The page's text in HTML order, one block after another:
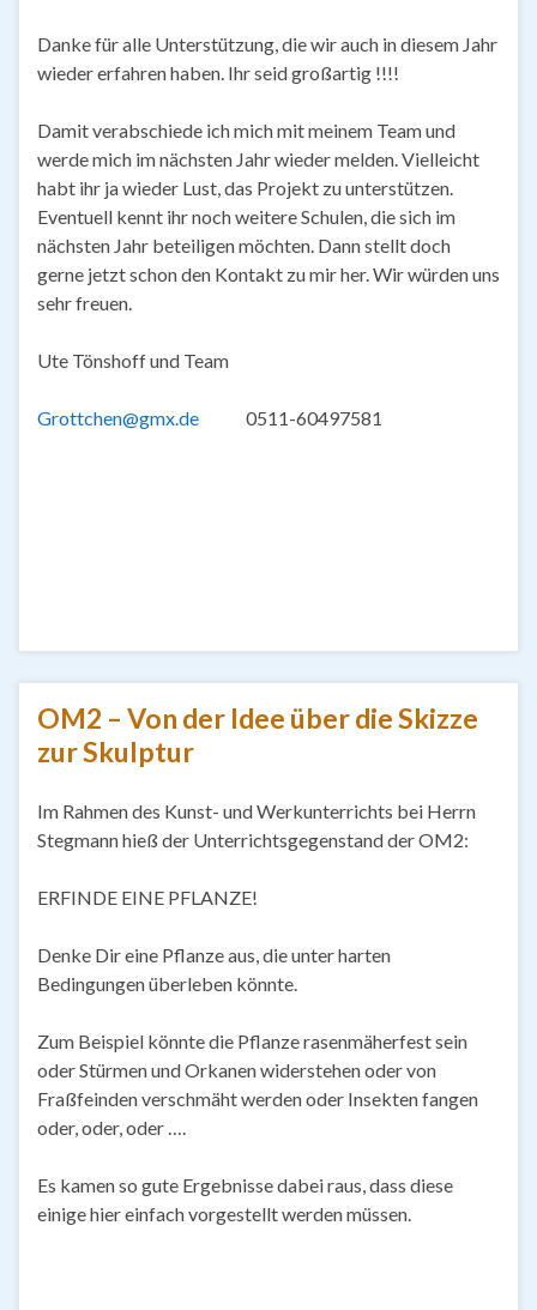
Danke für alle Unterstützung, die wir auch in diesem Jahr
wieder erfahren haben. Ihr seid großartig !!!!
Damit verabschiede ich mich mit meinem Team und
werde mich im nächsten Jahr wieder melden. Vielleicht
habt ihr ja wieder Lust, das Projekt zu unterstützen.
Eventuell kennt ihr noch weitere Schulen, die sich im
nächsten Jahr beteiligen möchten. Dann stellt doch
gerne jetzt schon den Kontakt zu mir her. Wir würden uns
sehr freuen.
Ute Tönshoff und Team
Grottchen@gmx.de 0511-60497581
OM2 – Von der Idee über die Skizze
zur Skulptur
Im Rahmen des Kunst- und Werkunterrichts bei Herrn
Stegmann hieß der Unterrichtsgegenstand der OM2:
ERFINDE EINE PFLANZE!
Denke Dir eine Pflanze aus, die unter harten
Bedingungen überleben könnte.
Zum Beispiel könnte die Pflanze rasenmäherfest sein
oder Stürmen und Orkanen widerstehen oder von
Fraßfeinden verschmäht werden oder Insekten fangen
oder, oder, oder ….
Es kamen so gute Ergebnisse dabei raus, dass diese
einige hier einfach vorgestellt werden müssen.